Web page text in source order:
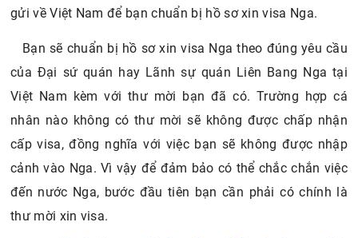
gửi về Việt Nam để bạn chuẩn bị hồ sơ xin visa Nga.
Bạn sẽ chuẩn bị hồ sơ xin visa Nga theo đúng yêu cầu
của Đại sứ quán hay Lãnh sự quán Liên Bang Nga tại
Việt Nam kèm với thư mời bạn đã có. Trường hợp cá
nhân nào không có thư mời sẽ không được chấp nhận
cấp visa, đồng nghĩa với việc bạn sẽ không được nhập
cảnh vào Nga. Vì vậy để đảm bảo có thể chắc chắn việc
đến nước Nga, bước đầu tiên bạn cần phải có chính là
thư mời xin visa.